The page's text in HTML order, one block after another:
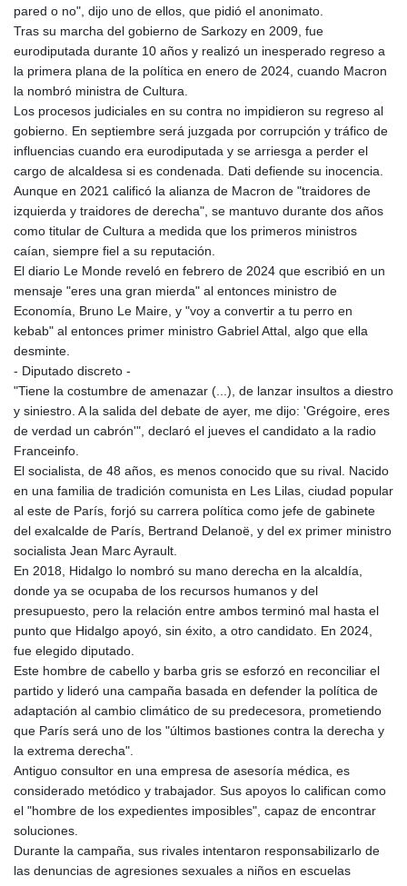
pared o no", dijo uno de ellos, que pidió el anonimato.
Tras su marcha del gobierno de Sarkozy en 2009, fue
eurodiputada durante 10 años y realizó un inesperado regreso a
la primera plana de la política en enero de 2024, cuando Macron
la nombró ministra de Cultura.
Los procesos judiciales en su contra no impidieron su regreso al
gobierno. En septiembre será juzgada por corrupción y tráfico de
influencias cuando era eurodiputada y se arriesga a perder el
cargo de alcaldesa si es condenada. Dati defiende su inocencia.
Aunque en 2021 calificó la alianza de Macron de "traidores de
izquierda y traidores de derecha", se mantuvo durante dos años
como titular de Cultura a medida que los primeros ministros
caían, siempre fiel a su reputación.
El diario Le Monde reveló en febrero de 2024 que escribió en un
mensaje "eres una gran mierda" al entonces ministro de
Economía, Bruno Le Maire, y "voy a convertir a tu perro en
kebab" al entonces primer ministro Gabriel Attal, algo que ella
desminte.
- Diputado discreto -
"Tiene la costumbre de amenazar (...), de lanzar insultos a diestro
y siniestro. A la salida del debate de ayer, me dijo: 'Grégoire, eres
de verdad un cabrón'", declaró el jueves el candidato a la radio
Franceinfo.
El socialista, de 48 años, es menos conocido que su rival. Nacido
en una familia de tradición comunista en Les Lilas, ciudad popular
al este de París, forjó su carrera política como jefe de gabinete
del exalcalde de París, Bertrand Delanoë, y del ex primer ministro
socialista Jean Marc Ayrault.
En 2018, Hidalgo lo nombró su mano derecha en la alcaldía,
donde ya se ocupaba de los recursos humanos y del
presupuesto, pero la relación entre ambos terminó mal hasta el
punto que Hidalgo apoyó, sin éxito, a otro candidato. En 2024,
fue elegido diputado.
Este hombre de cabello y barba gris se esforzó en reconciliar el
partido y lideró una campaña basada en defender la política de
adaptación al cambio climático de su predecesora, prometiendo
que París será uno de los "últimos bastiones contra la derecha y
la extrema derecha".
Antiguo consultor en una empresa de asesoría médica, es
considerado metódico y trabajador. Sus apoyos lo califican como
el "hombre de los expedientes imposibles", capaz de encontrar
soluciones.
Durante la campaña, sus rivales intentaron responsabilizarlo de
las denuncias de agresiones sexuales a niños en escuelas